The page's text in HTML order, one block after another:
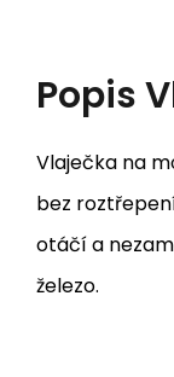
Popis
Vlaječka na
bez
otáčí a
železo.